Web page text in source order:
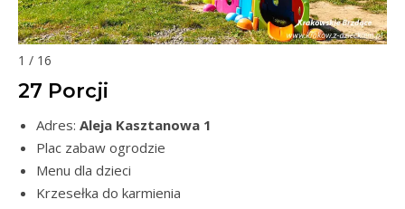
1 / 16
27 Porcji
Adres: Aleja Kasztanowa 1
Plac zabaw ogrodzie
Menu dla dzieci
Krzesełka do karmienia